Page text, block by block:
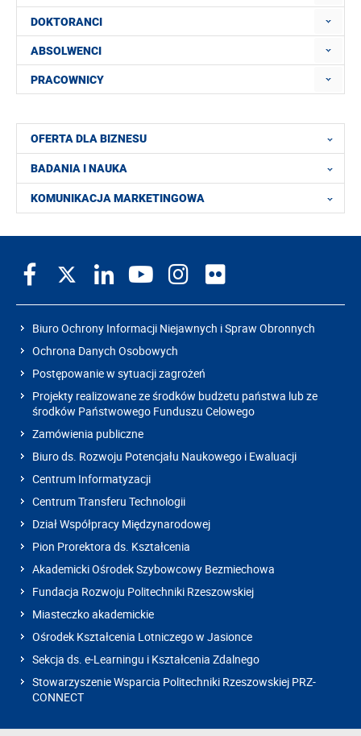
DOKTORANCI
ABSOLWENCI
PRACOWNICY
OFERTA DLA BIZNESU
BADANIA I NAUKA
KOMUNIKACJA MARKETINGOWA
Biuro Ochrony Informacji Niejawnych i Spraw Obronnych
Ochrona Danych Osobowych
Postępowanie w sytuacji zagrożeń
Projekty realizowane ze środków budżetu państwa lub ze
środków Państwowego Funduszu Celowego
Zamówienia publiczne
Biuro ds. Rozwoju Potencjału Naukowego i Ewaluacji
Centrum Informatyzacji
Centrum Transferu Technologii
Dział Współpracy Międzynarodowej
Pion Prorektora ds. Kształcenia
Akademicki Ośrodek Szybowcowy Bezmiechowa
Fundacja Rozwoju Politechniki Rzeszowskiej
Miasteczko akademickie
Ośrodek Kształcenia Lotniczego w Jasionce
Sekcja ds. e-Learningu i Kształcenia Zdalnego
Stowarzyszenie Wsparcia Politechniki Rzeszowskiej PRZ-
CONNECT